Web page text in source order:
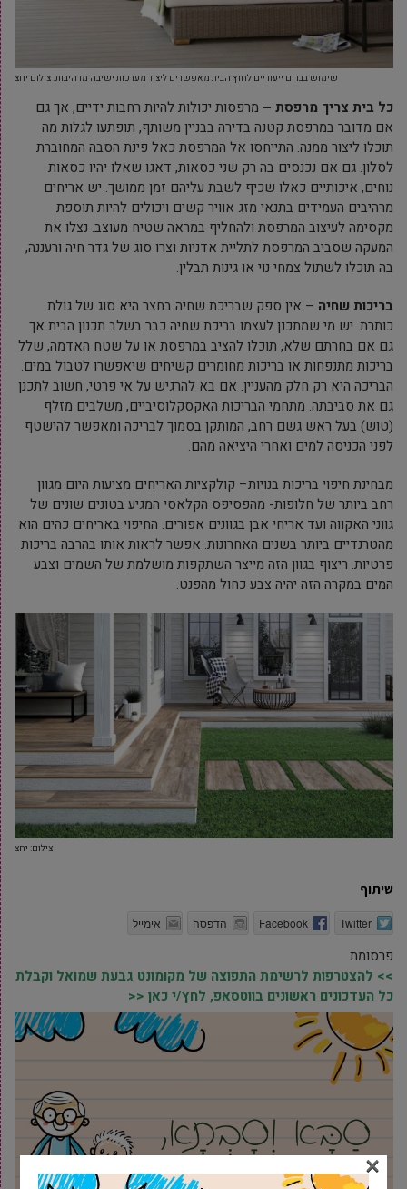
שימוש בבדים ייעודיים לחוץ הבית מאפשרים ליצור מערכות ישיבה מרהיבות. צילום יחצ
כל בית צריך מרפסת – מרפסות יכולות להיות רחבות ידיים, אך גם
אם מדובר במרפסת קטנה בדירה בבניין משותף, תופתעו לגלות מה
תוכלו ליצור ממנה. התייחסו אל המרפסת כאל פינת הסבה המחוברת
לסלון. גם אם נכנסים בה רק שני כסאות, דאגו שאלו יהיו כסאות
נוחים, איכותיים כאלו שכיף לשבת עליהם זמן ממושך. יש אריחים
מרהיבים העמידים בתנאי מזג אוויר קשים ויכולים להיות תוספת
מקסימה לעיצוב המרפסת ולהחליף במראה שטיח מעוצב. נצלו את
המעקה שסביב המרפסת לתליית אדניות וצרו סוג של גדר חיה ורעננה,
בה תוכלו לשתול צמחי נוי או גינות תבלין.
בריכות שחיה – אין ספק שבריכת שחיה בחצר היא סוג של גולת
כותרת. יש מי שמתכנן לעצמו בריכת שחיה כבר בשלב תכנון הבית אך
גם אם בחרתם שלא, תוכלו להציב במרפסת או על שטח האדמה, שלל
בריכות מתנפחות או בריכות מחומרים קשיחים שיאפשרו לטבול במים.
הבריכה היא רק חלק מהעניין. אם בא להרגיש על אי פרטי, חשוב לתכנן
גם את סביבתה. מתחמי הבריכות האקסקלוסיביים, משלבים מזלף
(טוש) בעל ראש גשם רחב, המותקן בסמוך לבריכה ומאפשר להישטף
לפני הכניסה למים ואחרי היציאה מהם.
מבחינת חיפוי בריכות בנויות– קולקציות האריחים מציעות היום מגוון
רחב ביותר של חלופות- מהפסיפס הקלאסי המגיע בטונים שונים של
גווני האקווה ועד אריחי אבן בגוונים אפורים. החיפוי באריחים כהים הוא
מהטרנדיים ביותר בשנים האחרונות. אפשר לראות אותו בהרבה בריכות
פרטיות. ריצוף בגוון הזה מייצר השתקפות מושלמת של השמים וצבע
המים במקרה הזה יהיה צבע כחול מהפנט.
צילום: יחצ
שיתוף
Twitter
Facebook הדפסה אימייל
פרסומת
>> להצטרפות לרשימת התפוצה של מקומונט גבעת שמואל וקבלת
כל העדכונים ראשונים בווטסאפ, לחץ/י כאן <<
×